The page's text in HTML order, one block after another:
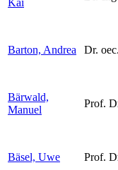
Barton, Andrea Dr. oec.
Bärwald,
Manuel
Prof.
Bäsel, Uwe Prof.